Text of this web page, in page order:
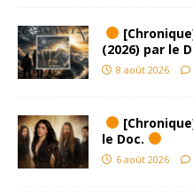
(2026) par le
8 août 2026
le Doc.
6 août 2026